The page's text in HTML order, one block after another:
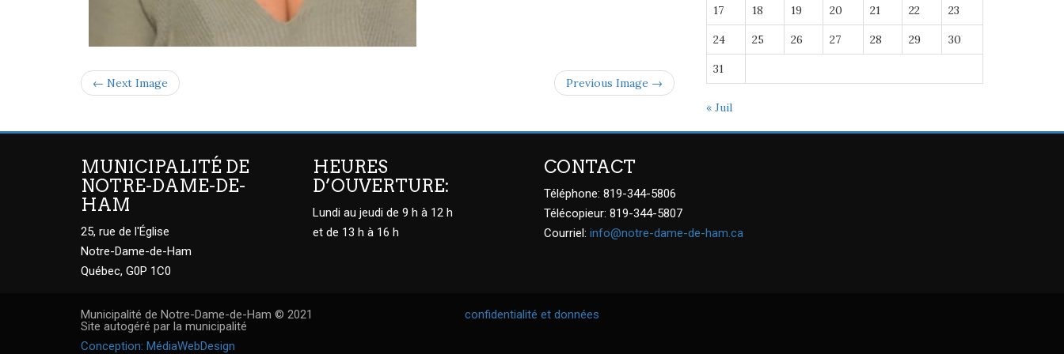
← Next Image Previous Image →
17 18 19 20 21 22 23
24 25 26 27 28 29 30
31
« Juil
MUNICIPALITÉ DE
NOTRE-DAME-DE-
HAM
25, rue de l'Église
Notre-Dame-de-Ham
Québec, G0P 1C0
HEURES
D’OUVERTURE:
Lundi au jeudi de 9 h à 12 h
et de 13 h à 16 h
CONTACT
Téléphone: 819-344-5806
Télécopieur: 819-344-5807
Courriel: info@notre-dame-de-ham.ca
Municipalité de Notre-Dame-de-Ham © 2021
Site autogéré par la municipalité
Conception: MédiaWebDesign
confidentialité et données